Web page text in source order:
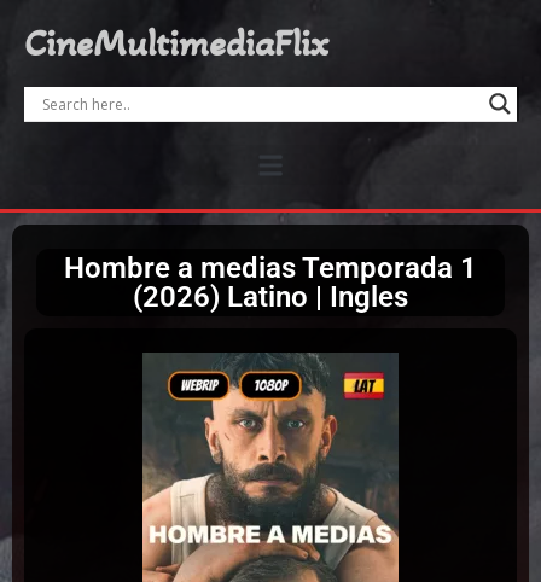
CineMultimediaFlix
Hombre a medias Temporada 1
(2026) Latino | Ingles